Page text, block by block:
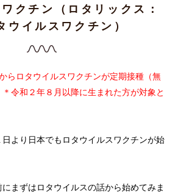
クチン（ロタリックス：
ウイルスワクチン）
らロタウイルスワクチンが定期接種（無
令和２年８月以降に生まれた方が対象と
より日本でもロタウイルスワクチンが始
まずはロタウイルスの話から始めてみま